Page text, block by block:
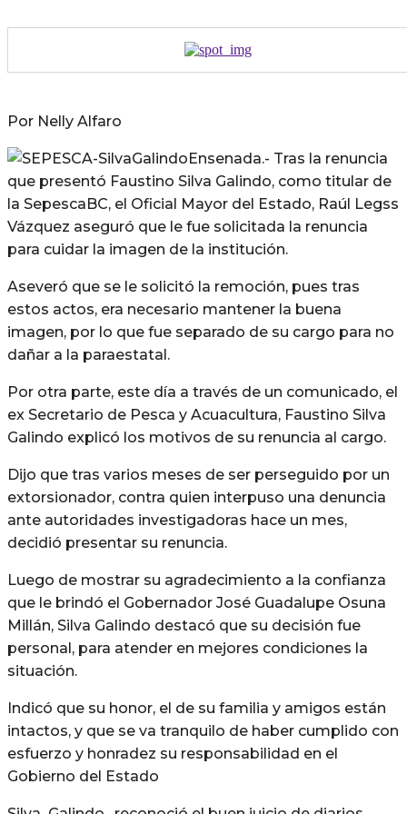
Por Nelly Alfaro
Ensenada.- Tras la renuncia
que presentó Faustino Silva Galindo, como titular de
la SepescaBC, el Oficial Mayor del Estado, Raúl Legss
Vázquez aseguró que le fue solicitada la renuncia
para cuidar la imagen de la institución.
Aseveró que se le solicitó la remoción, pues tras
estos actos, era necesario mantener la buena
imagen, por lo que fue separado de su cargo para no
dañar a la paraestatal.
Por otra parte, este día a través de un comunicado, el
ex Secretario de Pesca y Acuacultura, Faustino Silva
Galindo explicó los motivos de su renuncia al cargo.
Dijo que tras varios meses de ser perseguido por un
extorsionador, contra quien interpuso una denuncia
ante autoridades investigadoras hace un mes,
decidió presentar su renuncia.
Luego de mostrar su agradecimiento a la confianza
que le brindó el Gobernador José Guadalupe Osuna
Millán, Silva Galindo destacó que su decisión fue
personal, para atender en mejores condiciones la
situación.
Indicó que su honor, el de su familia y amigos están
intactos, y que se va tranquilo de haber cumplido con
esfuerzo y honradez su responsabilidad en el
Gobierno del Estado